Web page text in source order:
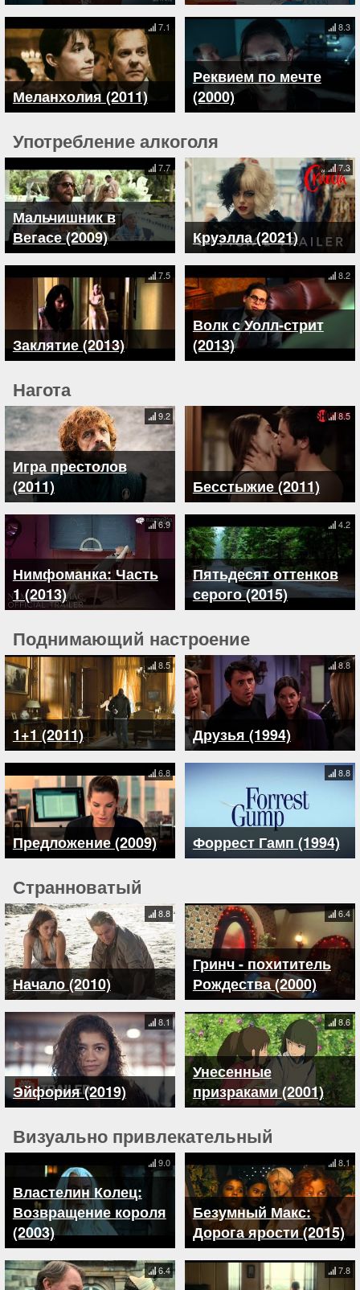
Меланхолия (2011)
7.1
Реквием по мечте
(2000)
8.3
Употребление алкоголя
Мальчишник в
Вегасе (2009)
7.7
Круэлла (2021)
7.3
Заклятие (2013)
7.5
Волк с Уолл-стрит
(2013)
8.2
Нагота
Игра престолов
(2011)
9.2
Бесстыжие (2011)
8.5
Нимфоманка: Часть
1 (2013)
6.9
Пятьдесят оттенков
серого (2015)
4.2
Поднимающий настроение
1+1 (2011)
8.5
Друзья (1994)
8.8
Предложение (2009)
6.8
Форрест Гамп (1994)
8.8
Странноватый
Начало (2010)
8.8
Гринч - похититель
Рождества (2000)
6.4
Эйфория (2019)
8.1
Унесенные
призраками (2001)
8.6
Визуально привлекательный
Властелин Колец:
Возвращение короля
(2003)
9.0
Безумный Макс:
Дорога ярости (2015)
8.1
6.4 7.8